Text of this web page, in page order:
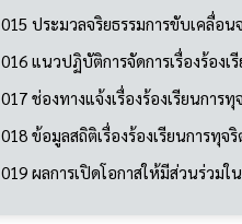
015 ประมวลจริยธรรมการขับเคลื่อน
016 แนวปฏิบัติการจัดการเรื่องร้อง
017 ช่องทางแจ้งเรื่องร้องเรียนกา
018 ข้อมูลสถิติเรื่องร้องเรียนการทุ
019 ผลการเปิดโอกาสให้มีส่วนร่วม